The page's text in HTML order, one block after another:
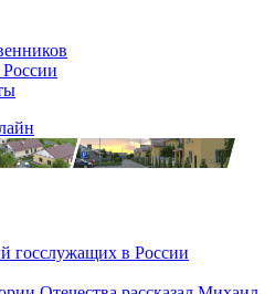
госслужащих в России